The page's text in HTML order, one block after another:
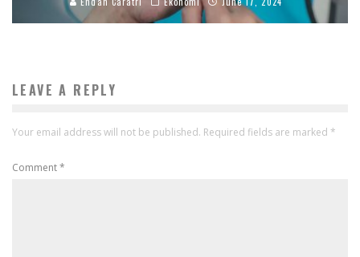
LEAVE A REPLY
Your email address will not be published. Required fields are marked *
Comment*